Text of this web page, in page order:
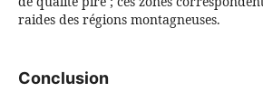
raides des régions montagneuses.
Conclusion